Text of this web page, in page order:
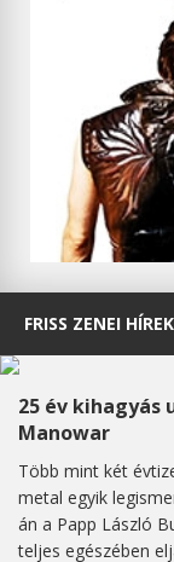
FRISS ZENEI HÍREK
25 év kihagyás
Manowar
Több mint két
metal egyik
án a Papp László
teljes egészében